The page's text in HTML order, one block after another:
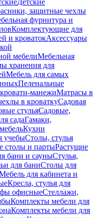
Детские
защитные чехлы
фурнитура и
Комплектующие для
и кроватокАксессуары
мебелиМебельная
хранения для
Мебель для самых
Пеленальные
манежиМатрасы в
в кроваткуСадовая
стульяСадовые,
садаГамаки,
Кухни
учебыСтолы, стулья
столы и партыРастущие
бани и сауныСтулья,
для баниСтолы для
для кабинета и
Кресла, стулья для
офисныеСтеллажи,
Комплекты мебели для
Комплекты мебели для